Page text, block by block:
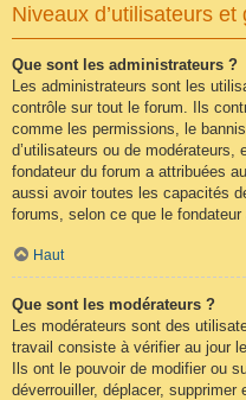
Niveaux d’utilisateurs et
Que sont les administrateurs ?
Les administrateurs sont les
contrôle sur tout le forum. Ils
comme les permissions, le
d’utilisateurs ou de
fondateur du forum a attribuées
aussi avoir toutes les capacités
forums, selon ce que le fondateur
Haut
Que sont les modérateurs ?
Les modérateurs sont des
travail consiste à vérifier au jour
Ils ont le pouvoir de modifier ou
déverrouiller, déplacer,